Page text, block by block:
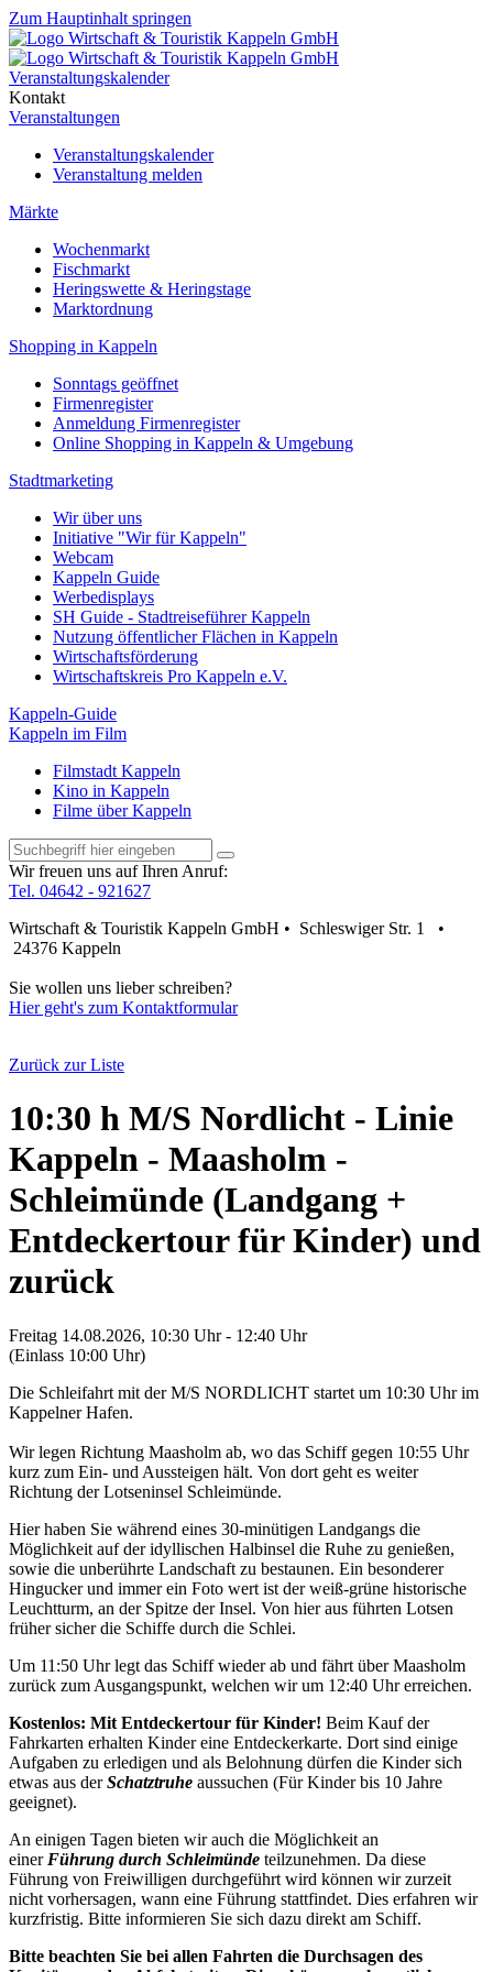
Zum Hauptinhalt springen
Veranstaltungskalender
Kontakt
Veranstaltungen
Veranstaltungskalender
Veranstaltung melden
Märkte
Wochenmarkt
Fischmarkt
Heringswette & Heringstage
Marktordnung
Shopping in Kappeln
Sonntags geöffnet
Firmenregister
Anmeldung Firmenregister
Online Shopping in Kappeln & Umgebung
Stadtmarketing
Wir über uns
Initiative "Wir für Kappeln"
Webcam
Kappeln Guide
Werbedisplays
SH Guide - Stadtreiseführer Kappeln
Nutzung öffentlicher Flächen in Kappeln
Wirtschaftsförderung
Wirtschaftskreis Pro Kappeln e.V.
Kappeln-Guide
Kappeln im Film
Filmstadt Kappeln
Kino in Kappeln
Filme über Kappeln
Wir freuen uns auf Ihren Anruf:
Tel. 04642 - 921627
Wirtschaft & Touristik Kappeln GmbH • Schleswiger Str. 1 •
24376 Kappeln
Sie wollen uns lieber schreiben?
Hier geht's zum Kontaktformular
Zurück zur Liste
10:30 h M/S Nordlicht - Linie
Kappeln - Maasholm -
Schleimünde (Landgang +
Entdeckertour für Kinder) und
zurück
Freitag 14.08.2026, 10:30 Uhr - 12:40 Uhr
(Einlass 10:00 Uhr)
Die Schleifahrt mit der M/S NORDLICHT startet um 10:30 Uhr im
Kappelner Hafen.
Wir legen Richtung Maasholm ab, wo das Schiff gegen 10:55 Uhr
kurz zum Ein- und Aussteigen hält. Von dort geht es weiter
Richtung der Lotseninsel Schleimünde.
Hier haben Sie während eines 30-minütigen Landgangs die
Möglichkeit auf der idyllischen Halbinsel die Ruhe zu genießen,
sowie die unberührte Landschaft zu bestaunen. Ein besonderer
Hingucker und immer ein Foto wert ist der weiß-grüne historische
Leuchtturm, an der Spitze der Insel. Von hier aus führten Lotsen
früher sicher die Schiffe durch die Schlei.
Um 11:50 Uhr legt das Schiff wieder ab und fährt über Maasholm
zurück zum Ausgangspunkt, welchen wir um 12:40 Uhr erreichen.
Kostenlos: Mit Entdeckertour für Kinder! Beim Kauf der
Fahrkarten erhalten Kinder eine Entdeckerkarte. Dort sind einige
Aufgaben zu erledigen und als Belohnung dürfen die Kinder sich
etwas aus derSchatztruhe aussuchen (Für Kinder bis 10 Jahre
geeignet).
An einigen Tagen bieten wir auch die Möglichkeit an
einer Führung durch Schleimünde teilzunehmen. Da diese
Führung von Freiwilligen durchgeführt wird können wir zurzeit
nicht vorhersagen, wann eine Führung stattfindet. Dies erfahren wir
kurzfristig. Bitte informieren Sie sich dazu direkt am Schiff.
Bitte beachten Sie bei allen Fahrten die Durchsagen des